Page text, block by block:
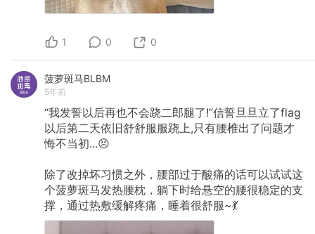
1 0 0
菠萝斑马BLBM
5年前
“我发誓以后再也不会跷二郎腿了!”信誓旦旦立了flag
以后第二天依旧舒舒服服跷上,只有腰椎出了问题才
悔不当初...😣
除了改掉坏习惯之外，腰部过于酸痛的话可以试试这
个菠萝斑马发热腰枕，躺下时给悬空的腰很稳定的支
撑，通过热敷缓解疼痛，睡着很舒服~💃